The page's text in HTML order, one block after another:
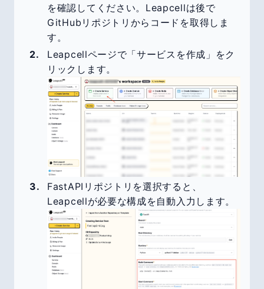
を確認してください。Leapcellは後で
GitHubリポジトリからコードを取得しま
す。
Leapcellページで「サービスを作成」をク
リックします。
FastAPIリポジトリを選択すると、
Leapcellが必要な構成を自動入力します。